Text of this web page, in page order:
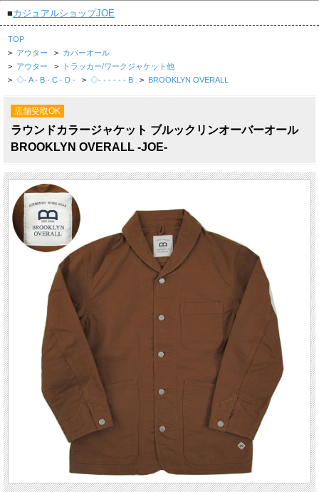
■カジュアルショップJOE
TOP
> アウター > カバーオール
> アウター > トラッカー/ワークジャケット他
> ◇- A - B - C - D - > ◇- - - - - - B > BROOKLYN OVERALL
店舗受取OK
ラウンドカラージャケット ブルックリンオーバーオール
BROOKLYN OVERALL -JOE-